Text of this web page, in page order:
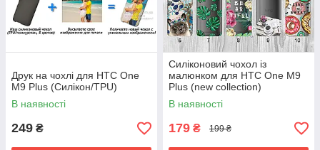
Друк на чохлі для HTC One
M9 Plus (Силікон/TPU)
В наявності
249 ₴
Силіконовий чохол із
малюнком для HTC One M9
Plus (new collection)
В наявності
179 ₴ 199 ₴